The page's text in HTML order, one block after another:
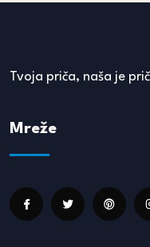
Tvoja priča, naša je
Mreže